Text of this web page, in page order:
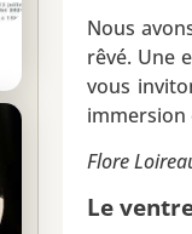
Nous
rêvé. Une
vous
immersion
Flore
Le